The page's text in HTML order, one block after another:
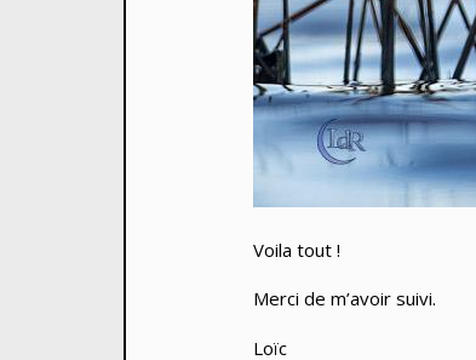
Voila tout !
Merci de m’avoir suivi.
Loïc